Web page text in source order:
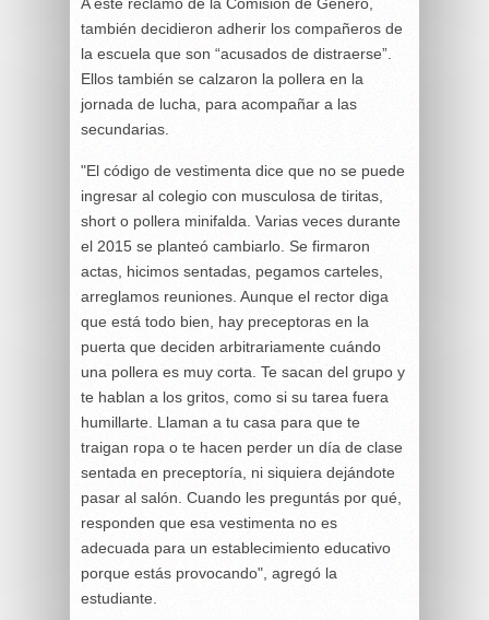
A este reclamo de la Comisión de Género,
también decidieron adherir los compañeros de
la escuela que son “acusados de distraerse”.
Ellos también se calzaron la pollera en la
jornada de lucha, para acompañar a las
secundarias.
"El código de vestimenta dice que no se puede
ingresar al colegio con musculosa de tiritas,
short o pollera minifalda. Varias veces durante
el 2015 se planteó cambiarlo. Se firmaron
actas, hicimos sentadas, pegamos carteles,
arreglamos reuniones. Aunque el rector diga
que está todo bien, hay preceptoras en la
puerta que deciden arbitrariamente cuándo
una pollera es muy corta. Te sacan del grupo y
te hablan a los gritos, como si su tarea fuera
humillarte. Llaman a tu casa para que te
traigan ropa o te hacen perder un día de clase
sentada en preceptoría, ni siquiera dejándote
pasar al salón. Cuando les preguntás por qué,
responden que esa vestimenta no es
adecuada para un establecimiento educativo
porque estás provocando", agregó la
estudiante.